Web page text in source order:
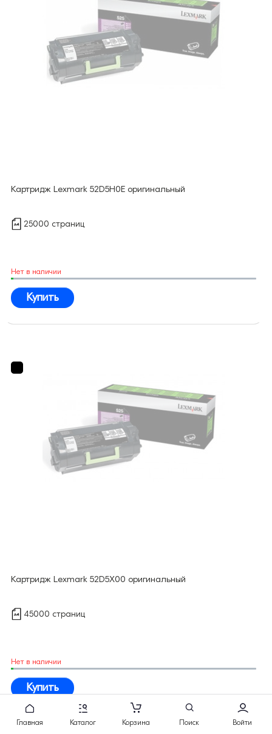
Картридж Lexmark 52D5H0E оригинальный
25000 страниц
Нет в наличии
Купить
Картридж Lexmark 52D5X00 оригинальный
45000 страниц
Нет в наличии
Купить
Главная Каталог Корзина Поиск Войти